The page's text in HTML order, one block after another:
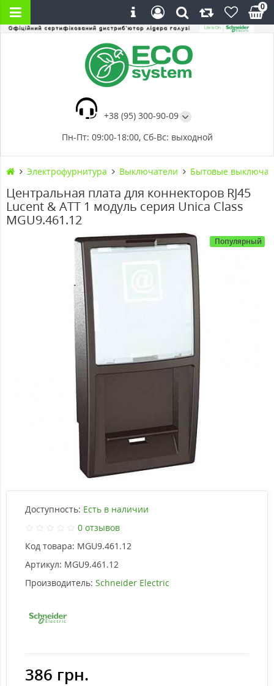
+38 (95) 300-90-09
Пн-Пт: 09:00-18:00, Сб-Вс: выходной
0
Электрофурнитура Выключатели Бытовые
Центральная плата для коннекторов RJ45
Lucent & ATT 1 модуль серия Unica Class
MGU9.461.12
Популярный
Доступность: Есть в наличии
0 отзывов
Код товара: MGU9.461.12
Артикул: MGU9.461.12
Производитель: Schneider Electric
386 грн.